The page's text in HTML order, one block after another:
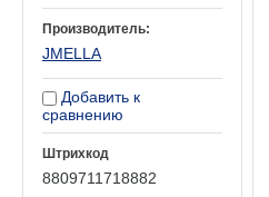
Производитель:
JMELLA
Добавить к
сравнению
Штрихкод
8809711718882